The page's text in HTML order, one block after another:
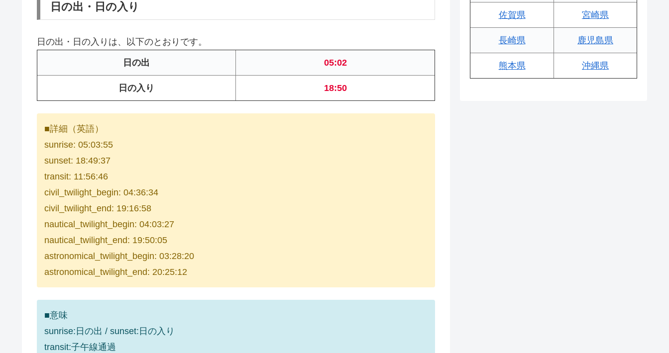
日の出・日の入り
日の出・日の入りは、以下のとおりです。
日の出 05:02
日の入り 18:50
■詳細（英語）
sunrise: 05:03:55
sunset: 18:49:37
transit: 11:56:46
civil_twilight_begin: 04:36:34
civil_twilight_end: 19:16:58
nautical_twilight_begin: 04:03:27
nautical_twilight_end: 19:50:05
astronomical_twilight_begin: 03:28:20
astronomical_twilight_end: 20:25:12
■意味
sunrise:日の出 / sunset:日の入り
transit:子午線通過
佐賀県 宮崎県
長崎県 鹿児島県
熊本県 沖縄県